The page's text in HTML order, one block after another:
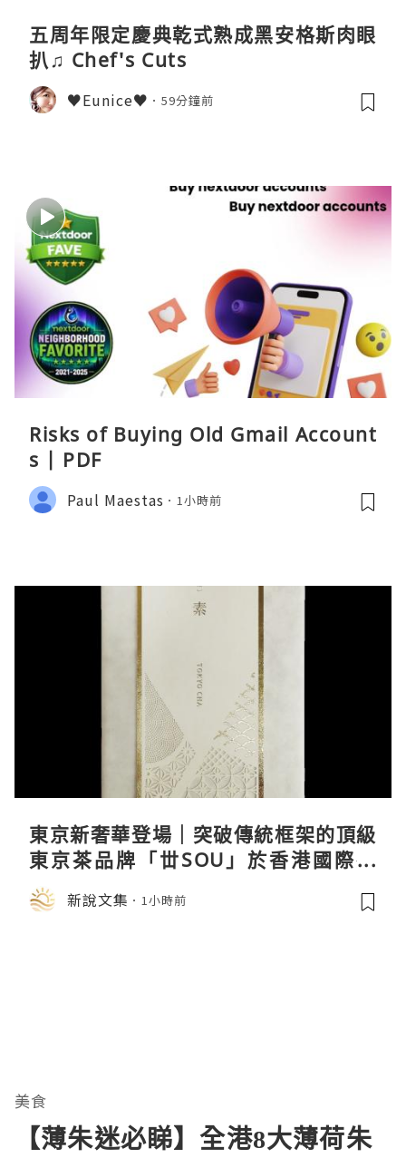
五周年限定慶典乾式熟成黑安格斯肉眼
扒♫ Chef's Cuts
♥Eunice♥ 59分鐘前
Risks of Buying Old Gmail Account
s | PDF
Paul Maestas 1小時前
東京新奢華登場｜突破傳統框架的頂級
東京茶品牌「丗SOU」於香港國際茶
展首度亮相
新說文集 1小時前
美食
【薄朱迷必睇】全港8大薄荷朱